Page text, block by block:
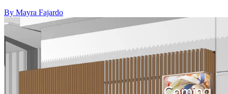
By Mayra Fajardo